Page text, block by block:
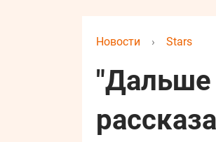
Новости › Stars
"Дальше